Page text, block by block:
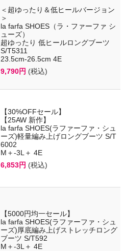
＜超ゆったり＆低ヒールバージョン
＞
la farfa SHOES（ラ・ファーファ シ
ューズ）
超ゆったり 低ヒールロングブーツ
S/T5311
23.5cm-26.5cm 4E
9,790円 (税込)
【30%OFFセール】
【25AW 新作】
la farfa SHOES(ラファーファ・シュ
ーズ)軽量編み上げロングブーツ S/T
6002
M＋-3L＋ 4E
6,853円 (税込)
【5000円均一セール】
la farfa SHOES(ラファーファ・シュ
ーズ)厚底編み上げストレッチロング
ブーツ S/T592
M＋-3L＋ 4E